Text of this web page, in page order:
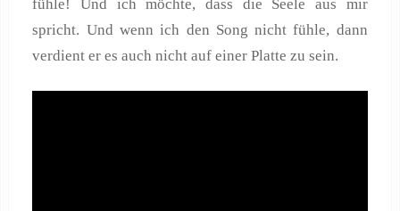
fühle! Und ich möchte, dass die Seele aus mir
spricht. Und wenn ich den Song nicht fühle, dann
verdient er es auch nicht auf einer Platte zu sein.